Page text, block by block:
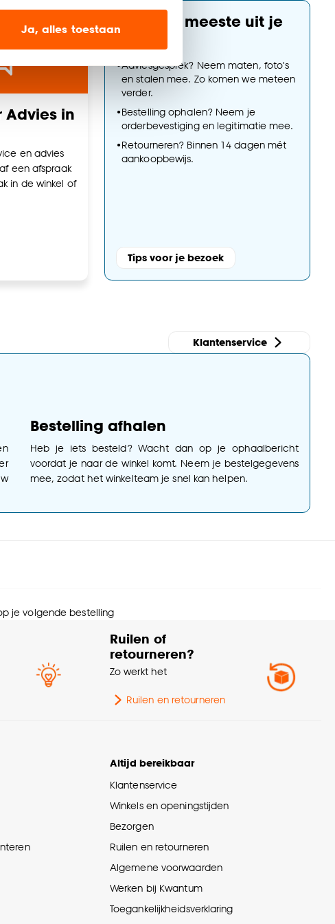
om alleen de
onze cookieverklaring.
Ja, alles toestaan
Advies in
en advies
een afspraak
in de winkel of
Haal het meeste uit je
•Adviesgesprek? Neem maten, foto's
en stalen mee. Zo komen we meteen
verder.
•Bestelling ophalen? Neem je
orderbevestiging en legitimatie mee.
•Retourneren? Binnen 14 dagen mét
aankoopbewijs.
Tips voor je bezoek
Klantenservice
Bestelling afhalen
Heb je iets besteld? Wacht dan op je ophaalbericht
voordat je naar de winkel komt. Neem je bestelgegevens
mee, zodat het winkelteam je snel kan helpen.
je volgende bestelling
Ruilen of
retourneren?
Zo werkt het
Ruilen en retourneren
Altijd bereikbaar
Klantenservice
Winkels en openingstijden
Bezorgen
Ruilen en retourneren
Algemene voorwaarden
Werken bij Kwantum
Toegankelijkheidsverklaring